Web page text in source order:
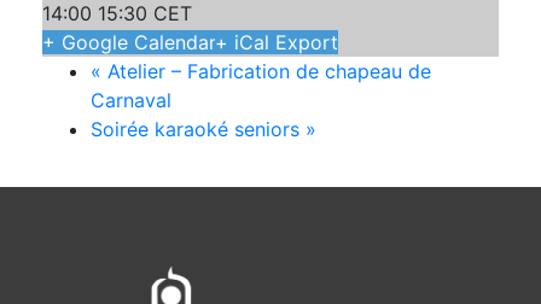
14:00 15:30 CET
+ Google Calendar+ iCal Export
« Atelier – Fabrication de chapeau de
Carnaval
Soirée karaoké seniors »